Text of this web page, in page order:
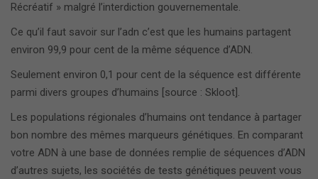
Récréatif » malgré l’interdiction gouvernementale.
Ce qu’il faut savoir sur l’adn c’est que les humains partagent
environ 99,9 pour cent de la même séquence d’ADN.
Seulement environ 0,1 pour cent de la séquence est différente
parmi divers groupes d’humains [source : Skloot].
Les populations régionales d’humains ont tendance à partager
bon nombre des mêmes marqueurs génétiques. En comparant
votre ADN à une base de données remplie de séquences d’ADN
d’autres sujets, les sociétés de tests génétiques peuvent vous